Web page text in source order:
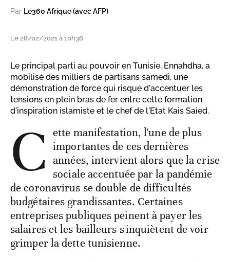
Par Le360 Afrique (avec AFP)
Le 28/02/2021 à 10h36
Le principal parti au pouvoir en Tunisie, Ennahdha, a
mobilisé des milliers de partisans samedi, une
démonstration de force qui risque d'accentuer les
tensions en plein bras de fer entre cette formation
d'inspiration islamiste et le chef de l'Etat Kais Saied.
C ette manifestation, l'une de plus
importantes de ces dernières
années, intervient alors que la crise
sociale accentuée par la pandémie
de coronavirus se double de difficultés
budgétaires grandissantes. Certaines
entreprises publiques peinent à payer les
salaires et les bailleurs s'inquiètent de voir
grimper la dette tunisienne.